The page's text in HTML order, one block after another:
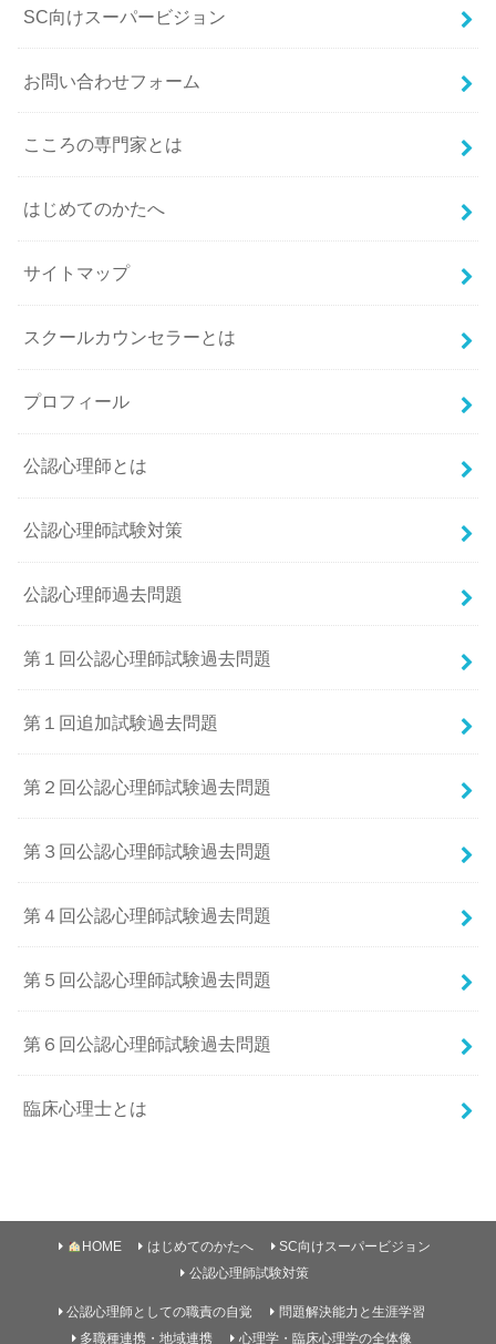
SC向けスーパービジョン
お問い合わせフォーム
こころの専門家とは
はじめてのかたへ
サイトマップ
スクールカウンセラーとは
プロフィール
公認心理師とは
公認心理師試験対策
公認心理師過去問題
第１回公認心理師試験過去問題
第１回追加試験過去問題
第２回公認心理師試験過去問題
第３回公認心理師試験過去問題
第４回公認心理師試験過去問題
第５回公認心理師試験過去問題
第６回公認心理師試験過去問題
臨床心理士とは
HOME はじめてのかたへ
SC向けスーパービジョン
公認心理師試験対策
公認心理師としての職責の自覚
問題解決能力と生涯学習
多職種連携・地域連携
心理学・臨床心理学の全体像